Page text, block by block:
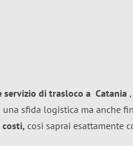
servizio di trasloco a Catania
sfida logistica ma anche
costi, così saprai esattamente